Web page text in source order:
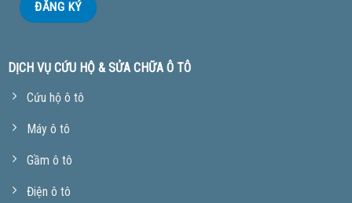
DỊCH VỤ CỨU HỘ & SỬA CHỮA Ô TÔ
Cứu hộ ô tô
Máy ô tô
Gầm ô tô
Điện ô tô